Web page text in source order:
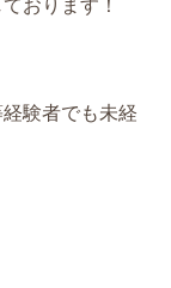
験者でも未経